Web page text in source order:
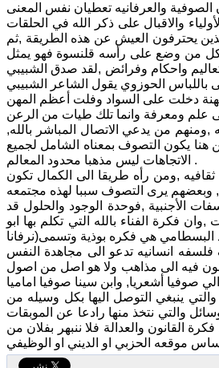
والاقبال على ذكر الله في الحلقات
يحترفون العيش عن هذه الطريقة ,ثم
كل من وضع على رأسه قلنسوة فهو يمثل
واحكام وفرائض ,لقد صدق الشبيبي
مهنة دخلت على السواد وفلت أعظم المهن
علم ومعرفة وانما تلك طيات من الرعن
,ومنهم من يدعي الاتصال المباشر بالله,
يكون التصوف بمعناه الشامل لجميع
الاتجاهات ليس مذهبا محدود المعالم .
,ومن رأه طريقا الى الكمال تكون
الأجنبية ,فوحدة الوجود والحلول قد
فكرة الفناء بالله التي تكلم بها ابو
فلسفه انسانيه تدعو الى مجاهدة النفس
فيه الى مذاهب ولا هو اصل من اصول
ينبغي التوصل اليها بكل وسيله من
والتي نتخذ منها رادعا عن الموبقات
القانون والعدالة فلا ننبهر بفلان من
موقعه الحزبي او الديني او الوظيفي